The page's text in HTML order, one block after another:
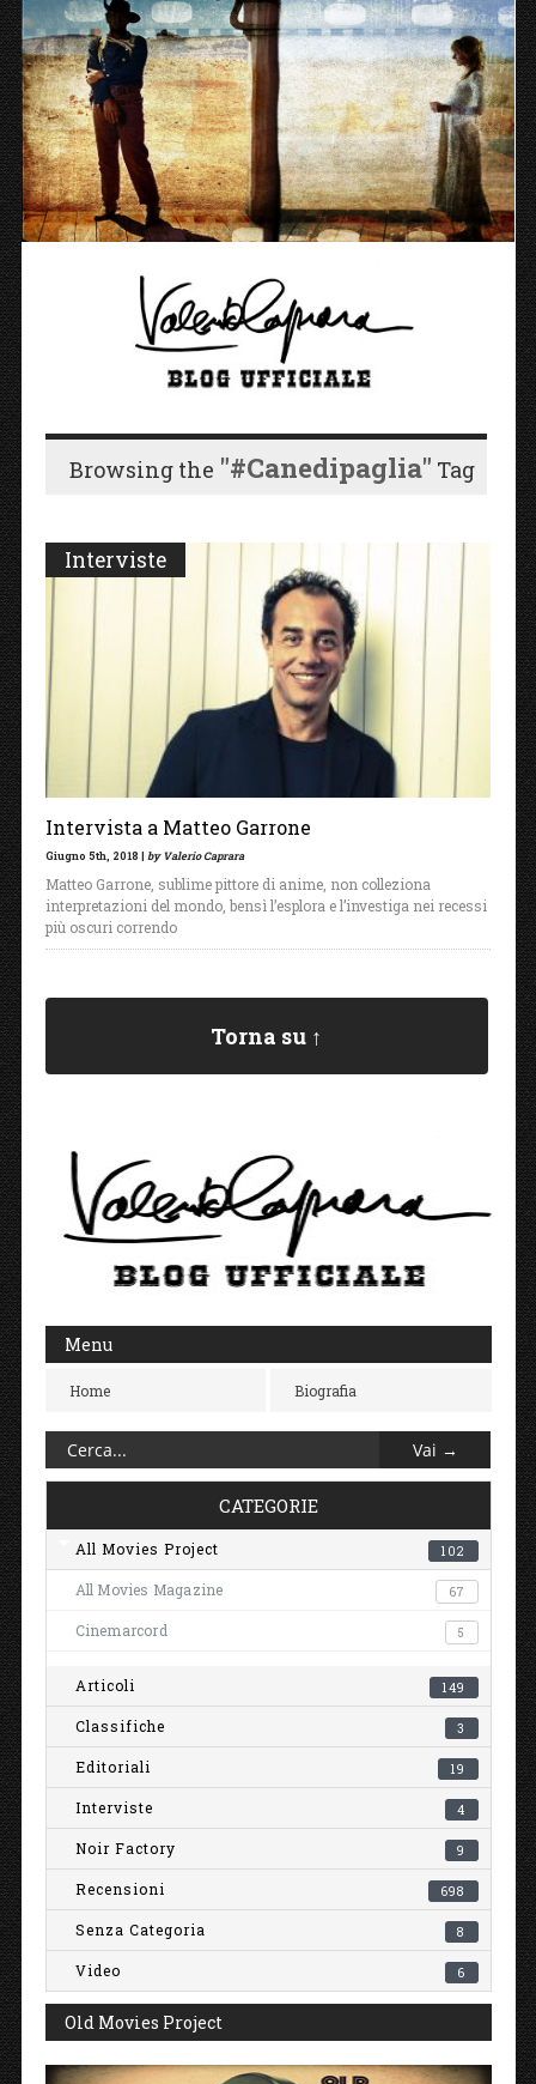
Browsing the "#Canedipaglia" Tag
Interviste
Intervista a Matteo Garrone
Giugno 5th, 2018 | by Valerio Caprara
Matteo Garrone, sublime pittore di anime, non colleziona
interpretazioni del mondo, bensì l’esplora e l’investiga nei recessi
più oscuri correndo
Torna su ↑
Menu
Home Biografia
CATEGORIE
All Movies Project 102
All Movies Magazine 67
Cinemarcord 5
Articoli 149
Classifiche 3
Editoriali 19
Interviste 4
Noir Factory 9
Recensioni 698
Senza Categoria 8
Video 6
Old Movies Project